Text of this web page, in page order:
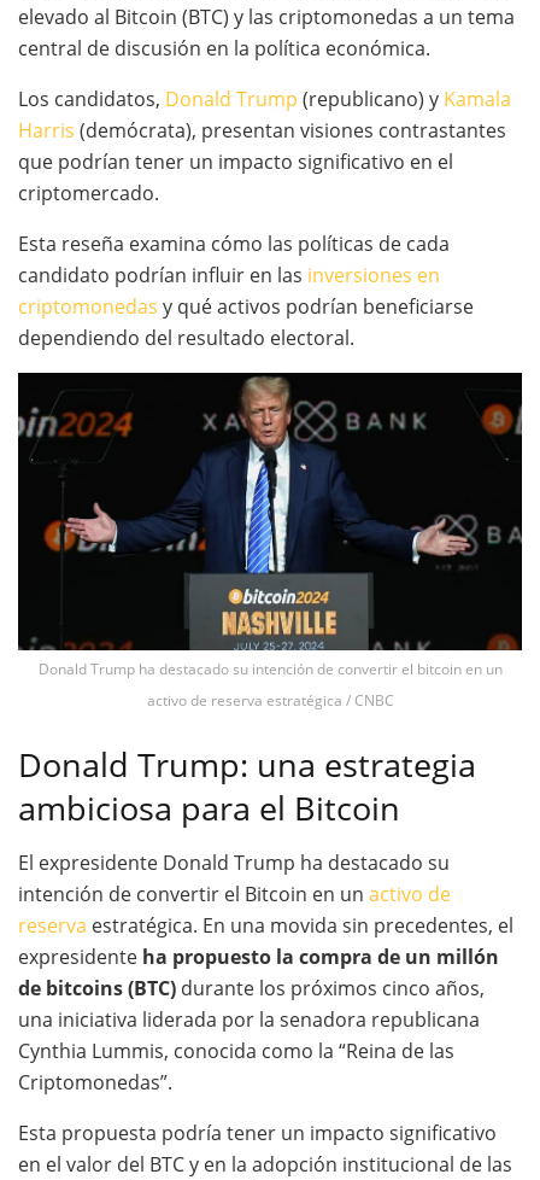
elevado al Bitcoin (BTC) y las criptomonedas a un tema
central de discusión en la política económica.
Los candidatos, Donald Trump (republicano) y Kamala
Harris (demócrata), presentan visiones contrastantes
que podrían tener un impacto significativo en el
criptomercado.
Esta reseña examina cómo las políticas de cada
candidato podrían influir en las inversiones en
criptomonedas y qué activos podrían beneficiarse
dependiendo del resultado electoral.
Donald Trump ha destacado su intención de convertir el bitcoin en un
activo de reserva estratégica / CNBC
Donald Trump: una estrategia
ambiciosa para el Bitcoin
El expresidente Donald Trump ha destacado su
intención de convertir el Bitcoin en un activo de
reserva estratégica. En una movida sin precedentes, el
expresidente ha propuesto la compra de un millón
de bitcoins (BTC) durante los próximos cinco años,
una iniciativa liderada por la senadora republicana
Cynthia Lummis, conocida como la “Reina de las
Criptomonedas”.
Esta propuesta podría tener un impacto significativo
en el valor del BTC y en la adopción institucional de las